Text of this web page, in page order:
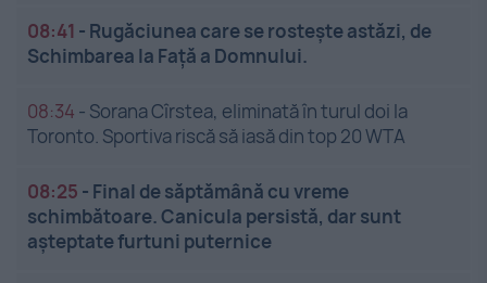
08:41 - Rugăciunea care se rostește astăzi, de
Schimbarea la Față a Domnului.
08:34 - Sorana Cîrstea, eliminată în turul doi la
Toronto. Sportiva riscă să iasă din top 20 WTA
08:25 - Final de săptămână cu vreme
schimbătoare. Canicula persistă, dar sunt
așteptate furtuni puternice